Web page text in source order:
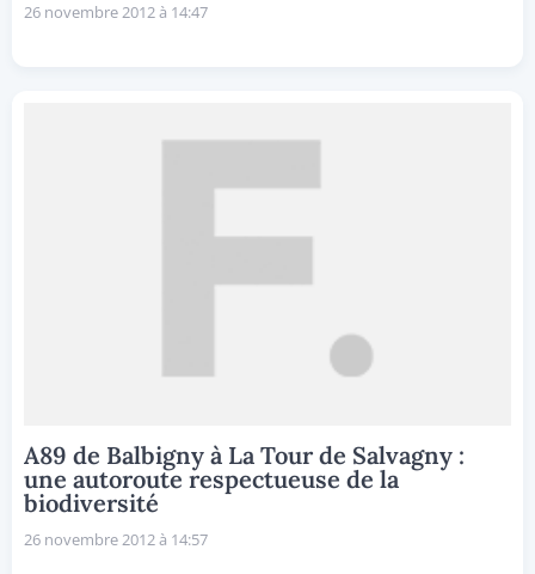
26 novembre 2012 à 14:47
A89 de Balbigny à La Tour de Salvagny :
une autoroute respectueuse de la
biodiversité
26 novembre 2012 à 14:57